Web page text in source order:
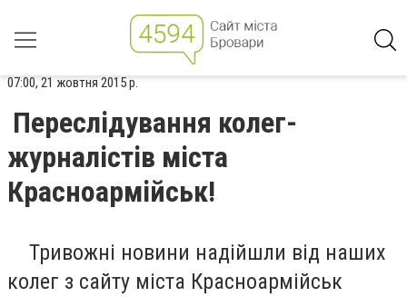
07:00, 21 жовтня 2015 р.
Переслідування колег-
журналістів міста
Красноармійськ!
Тривожні новини надійшли від наших
колег з сайту міста Красноармійськ